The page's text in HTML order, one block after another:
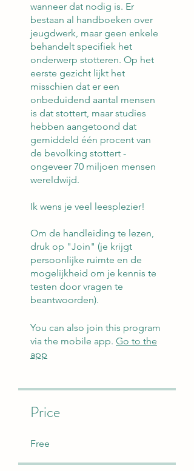
wanneer dat nodig is. Er
bestaan al handboeken over
jeugdwerk, maar geen enkele
behandelt specifiek het
onderwerp stotteren. Op het
eerste gezicht lijkt het
misschien dat er een
onbeduidend aantal mensen
is dat stottert, maar studies
hebben aangetoond dat
gemiddeld één procent van
de bevolking stottert -
ongeveer 70 miljoen mensen
wereldwijd.
Ik wens je veel leesplezier!
Om de handleiding te lezen,
druk op "Join" (je krijgt
persoonlijke ruimte en de
mogelijkheid om je kennis te
testen door vragen te
beantwoorden).
You can also join this program
via the mobile app. Go to the
app
Price
Free